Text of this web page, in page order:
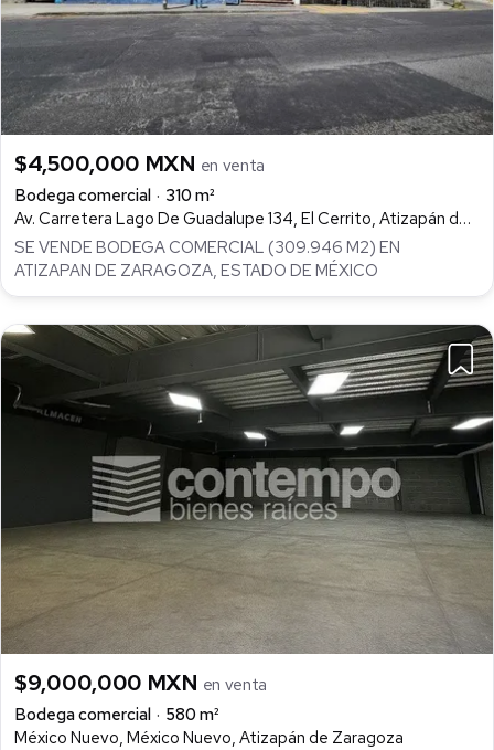
$4,500,000 MXN en venta
Bodega comercial
310 m²
Av. Carretera Lago De Guadalupe 134, El Cerrito, Atizapán de Zaragoza
SE VENDE BODEGA COMERCIAL (309.946 M2) EN
ATIZAPAN DE ZARAGOZA, ESTADO DE MÉXICO
$9,000,000 MXN en venta
Bodega comercial
580 m²
México Nuevo, México Nuevo, Atizapán de Zaragoza